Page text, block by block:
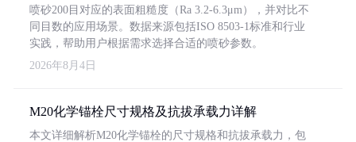
喷砂200目对应的表面粗糙度（Ra 3.2-6.3μm），并对比不
同目数的应用场景。数据来源包括ISO 8503-1标准和行业
实践，帮助用户根据需求选择合适的喷砂参数。
2026年8月4日
M20化学锚栓尺寸规格及抗拔承载力详解
本文详细解析M20化学锚栓的尺寸规格和抗拔承载力，包